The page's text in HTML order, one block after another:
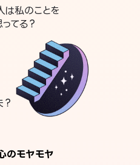
は私のことを
てる？
のモヤモヤ